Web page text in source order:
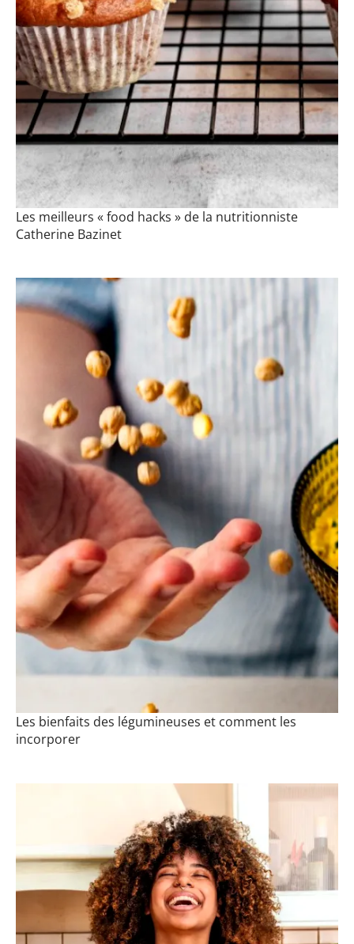
Les meilleurs « food hacks » de la nutritionniste
Catherine Bazinet
Les bienfaits des légumineuses et comment les
incorporer